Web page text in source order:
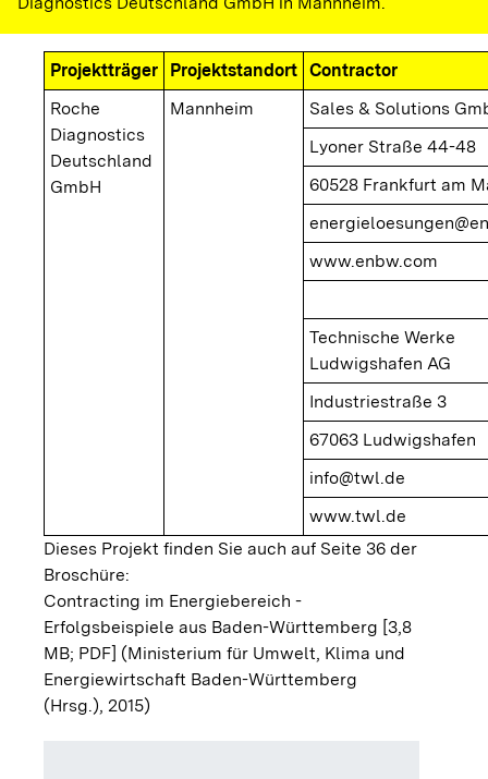
Projektträger Projektstandort Contractor
Roche
Diagnostics
Deutschland
GmbH
Mannheim
Sales & Solutions
Lyoner Straße 44-48
60528 Frankfurt am
www.enbw.com
Technische Werke
Ludwigshafen AG
Industriestraße 3
67063 Ludwigshafen
info@twl.de
www.twl.de
Dieses Projekt finden Sie auch auf Seite 36 der
Broschüre:
Contracting im Energiebereich -
Erfolgsbeispiele aus Baden-Württemberg [3,8
MB; PDF] (Ministerium für Umwelt, Klima und
Energiewirtschaft Baden-Württemberg
(Hrsg.), 2015)